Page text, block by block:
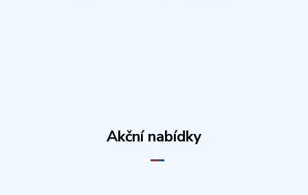
Akční nabídky